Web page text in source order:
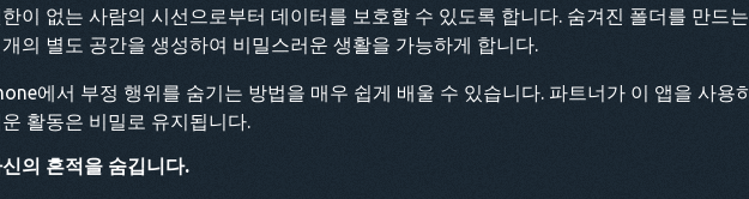
이 없는 사람의 시선으로부터 데이터를 보호할 수 있도록 합니다. 숨겨진 폴더를 만드
의 별도 공간을 생성하여 비밀스러운 생활을 가능하게 합니다.
에서 부정 행위를 숨기는 방법을 매우 쉽게 배울 수 있습니다. 파트너가 이 앱을 사용
활동은 비밀로 유지됩니다.
의 흔적을 숨깁니다.